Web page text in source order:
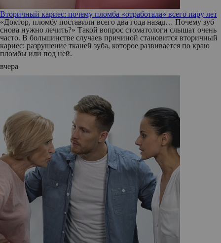
Вторичный кариес: почему пломба «отработала» всего пару лет
«Доктор, пломбу поставили всего два года назад… Почему зуб
снова нужно лечить?» Такой вопрос стоматологи слышат очень
часто. В большинстве случаев причиной становится вторичный
кариес: разрушение тканей зуба, которое развивается по краю
пломбы или под ней.
вчера